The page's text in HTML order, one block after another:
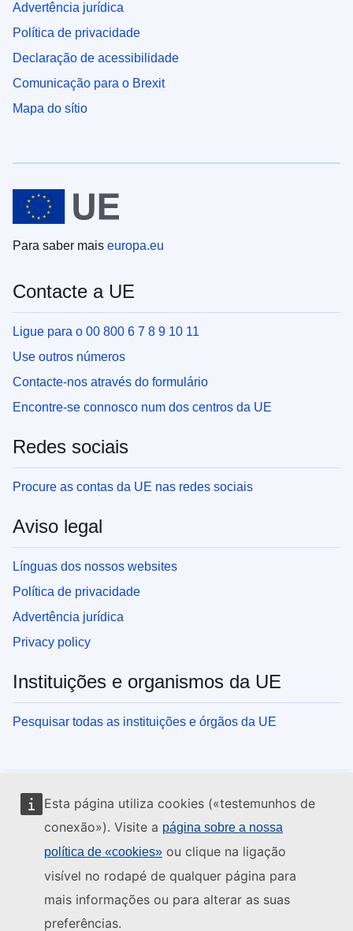
Esta página utiliza cookies («testemunhos de
conexão»). Visite a página sobre a nossa
política de «cookies» ou clique na ligação
visível no rodapé de qualquer página para
mais informações ou para alterar as suas
preferências.
Advertência jurídica
Política de privacidade
Declaração de acessibilidade
Comunicação para o Brexit
Mapa do sítio
Para saber mais europa.eu
Contacte a UE
Ligue para o 00 800 6 7 8 9 10 11
Use outros números
Contacte-nos através do formulário
Encontre-se connosco num dos centros da UE
Redes sociais
Procure as contas da UE nas redes sociais
Aviso legal
Línguas dos nossos websites
Política de privacidade
Advertência jurídica
Privacy policy
Instituições e organismos da UE
Pesquisar todas as instituições e órgãos da UE